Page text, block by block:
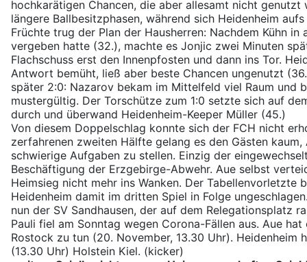
hochkarätigen Chancen, die aber allesamt nicht genutzt
längere Ballbesitzphasen, während sich Heidenheim
Früchte trug der Plan der Hausherren: Nachdem Kühn
vergeben hatte (32.), machte es Jonjic zwei Minuten
Flachschuss erst den Innenpfosten und dann ins Tor.
Antwort bemüht, ließ aber beste Chancen ungenutzt
später 2:0: Nazarov bekam im Mittelfeld viel Raum und
mustergültig. Der Torschütze zum 1:0 setzte sich auf
durch und überwand Heidenheim-Keeper Müller (45.)
Von diesem Doppelschlag konnte sich der FCH nicht
zerfahrenen zweiten Hälfte gelang es den Gästen
schwierige Aufgaben zu stellen. Einzig der
Beschäftigung der Erzgebirge-Abwehr. Aue selbst
Heimsieg nicht mehr ins Wanken. Der Tabellenvorletzte
Heidenheim damit im dritten Spiel in Folge
nun der SV Sandhausen, der auf dem Relegationsplatz
Pauli fiel am Sonntag wegen Corona-Fällen aus. Aue
Rostock zu tun (20. November, 13.30 Uhr). Heidenheim
(13.30 Uhr) Holstein Kiel. (kicker)